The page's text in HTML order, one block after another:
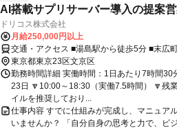
AI搭載サプリサーバー導入の提案
ドリコス株式会社
月給250,000円以上
交通・アクセス ■湯島駅から徒歩5分 ■末広
東京都東京23区文京区
勤務時間詳細 実働時間：1日あたり7時間
23日 🔽10:00～18:30（実働7.5時間） 🔽残
イルを推奨しており...
仕事内容 すでに仕組みが完成し、マニュア
いませんか？ 「自分自身の思考と力で、ビ